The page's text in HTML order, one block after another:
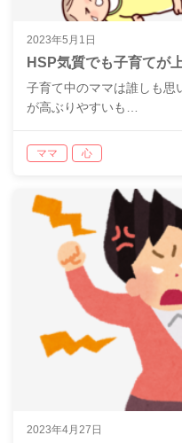
2023年5月1日
HSP気質でも子育てが
子育て中のママは誰しも思
が高ぶりやすいも…
ママ 心
2023年4月27日